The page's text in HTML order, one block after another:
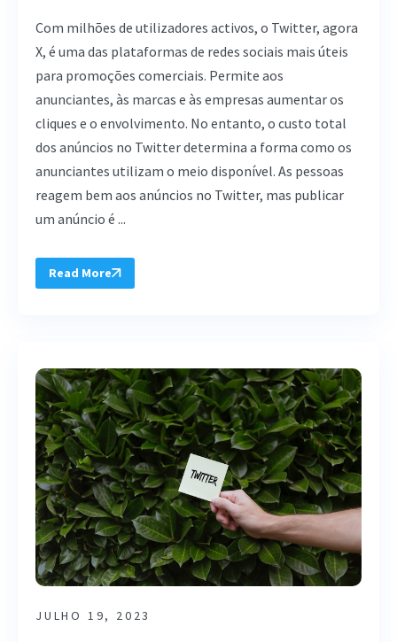
Com milhões de utilizadores activos, o Twitter, agora
X, é uma das plataformas de redes sociais mais úteis
para promoções comerciais. Permite aos
anunciantes, às marcas e às empresas aumentar os
cliques e o envolvimento. No entanto, o custo total
dos anúncios no Twitter determina a forma como os
anunciantes utilizam o meio disponível. As pessoas
reagem bem aos anúncios no Twitter, mas publicar
um anúncio é ...
Read More
JULHO 19, 2023